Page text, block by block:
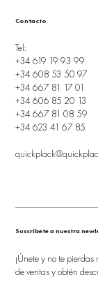
Tel:
+34 619 19 93 99
+34 608 53 50 97
+34 667 81 17 01
+34 606 85 20 13
+34 667 81 08 59
+34 623 41 67 85
Contacto
Suscríbete a nuestra
¡Únete y no te
de ventas y obtén